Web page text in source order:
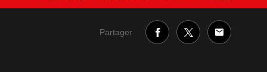
Partager